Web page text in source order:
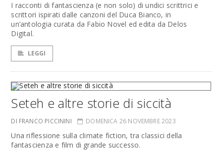
I racconti di fantascienza (e non solo) di undici scrittrici e
scrittori ispirati dalle canzoni del Duca Bianco, in
un’antologia curata da Fabio Novel ed edita da Delos
Digital.
LEGGI
Seteh e altre storie di siccità
DI FRANCO PICCININI DOMENICA 26 NOVEMBRE 2023
Una riflessione sulla climate fiction, tra classici della
fantascienza e film di grande successo.